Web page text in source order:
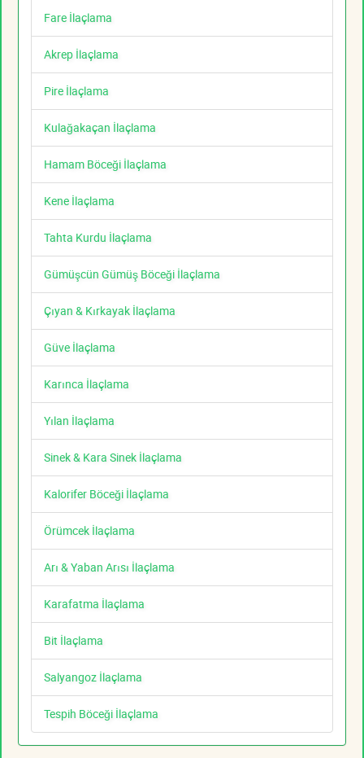
Fare İlaçlama
Akrep İlaçlama
Pire İlaçlama
Kulağakaçan İlaçlama
Hamam Böceği İlaçlama
Kene İlaçlama
Tahta Kurdu İlaçlama
Gümüşcün Gümüş Böceği İlaçlama
Çıyan & Kırkayak İlaçlama
Güve İlaçlama
Karınca İlaçlama
Yılan İlaçlama
Sinek & Kara Sinek İlaçlama
Kalorifer Böceği İlaçlama
Örümcek İlaçlama
Arı & Yaban Arısı İlaçlama
Karafatma İlaçlama
Bit İlaçlama
Salyangoz İlaçlama
Tespih Böceği İlaçlama